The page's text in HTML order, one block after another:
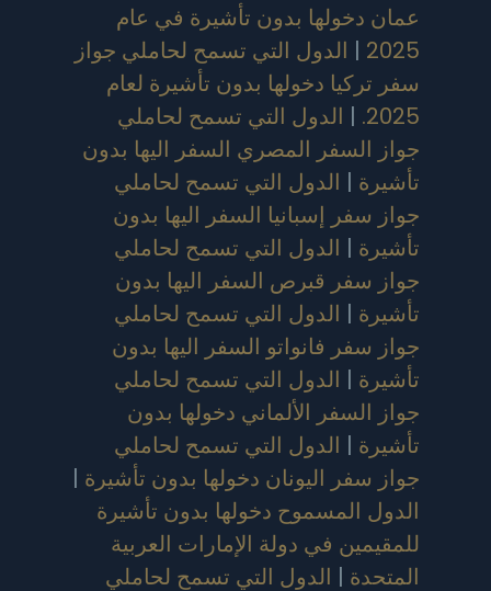
عمان دخولها بدون تأشيرة في عام
2025
| الدول التي تسمح لحاملي جواز
سفر تركيا دخولها بدون تأشيرة لعام
2025.
| الدول التي تسمح لحاملي
جواز السفر المصري السفر اليها بدون
تأشيرة | الدول التي تسمح لحاملي
جواز سفر إسبانيا السفر اليها بدون
تأشيرة | الدول التي تسمح لحاملي
جواز سفر قبرص السفر اليها بدون
تأشيرة | الدول التي تسمح لحاملي
جواز سفر فانواتو السفر اليها بدون
تأشيرة | الدول التي تسمح لحاملي
جواز السفر الألماني دخولها بدون
تأشيرة | الدول التي تسمح لحاملي
جواز سفر اليونان دخولها بدون تأشيرة |
الدول المسموح دخولها بدون تأشيرة
للمقيمين في دولة الإمارات العربية
المتحدة | الدول التي تسمح لحاملي